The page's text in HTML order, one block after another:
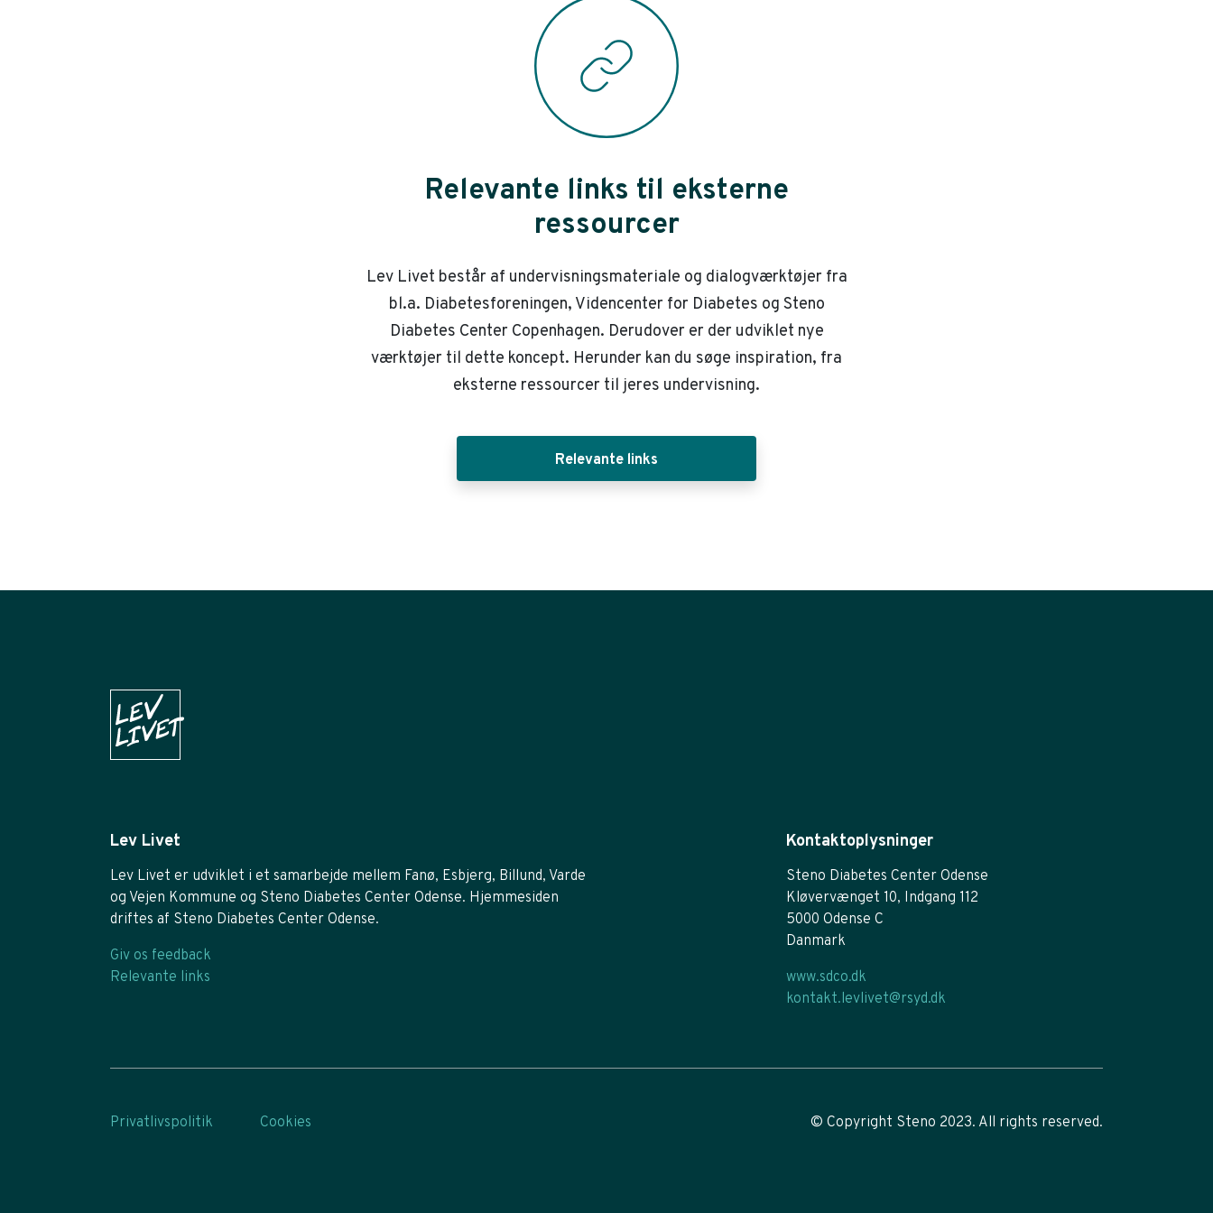
Relevante links til eksterne
ressourcer
Lev Livet består af undervisningsmateriale og dialogværktøjer fra
bl.a. Diabetesforeningen, Videncenter for Diabetes og Steno
Diabetes Center Copenhagen. Derudover er der udviklet nye
værktøjer til dette koncept. Herunder kan du søge inspiration, fra
eksterne ressourcer til jeres undervisning.
Relevante links
Lev Livet
Lev Livet er udviklet i et samarbejde mellem Fanø, Esbjerg, Billund, Varde
og Vejen Kommune og Steno Diabetes Center Odense. Hjemmesiden
driftes af Steno Diabetes Center Odense.
Giv os feedback
Relevante links
Kontaktoplysninger
Steno Diabetes Center Odense
Kløvervænget 10, Indgang 112
5000 Odense C
Danmark
www.sdco.dk
kontakt.levlivet@rsyd.dk
Privatlivspolitik Cookies © Copyright Steno 2023. All rights reserved.